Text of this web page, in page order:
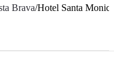
Brava/Hotel Santa Monica